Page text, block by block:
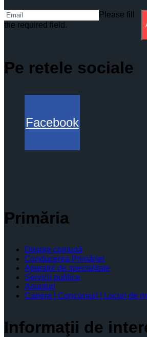
Please fill
the required field.
Pe retele sociale
Facebook
Primăria
Despre comună
Conducerea Primăriei
Aparatul de specialitate
Servicii publice
Anunturi
Cariera | Concursuri | Locuri de
Informaţii de